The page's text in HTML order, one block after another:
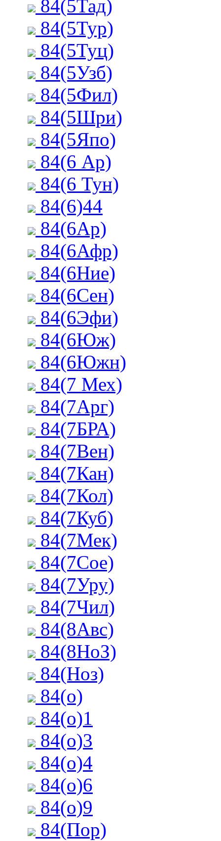
84(5Тад)
84(5Тур)
84(5Туц)
84(5Узб)
84(5Фил)
84(5Шри)
84(5Япо)
84(6 Ар)
84(6 Тун)
84(6)44
84(6Ар)
84(6Афр)
84(6Ние)
84(6Сен)
84(6Эфи)
84(6Юж)
84(6Южн)
84(7 Мех)
84(7Арг)
84(7БРА)
84(7Вен)
84(7Кан)
84(7Кол)
84(7Куб)
84(7Мек)
84(7Сое)
84(7Уру)
84(7Чил)
84(8Авс)
84(8НоЗ)
84(Ноз)
84(о)
84(о)1
84(о)3
84(о)4
84(о)6
84(о)9
84(Пор)